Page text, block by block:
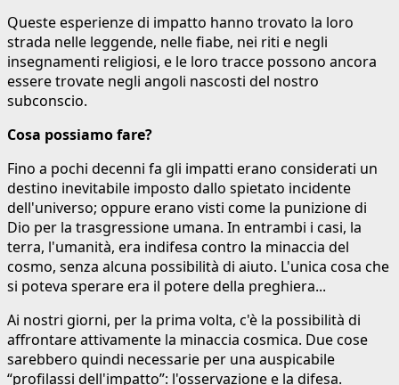
Queste esperienze di impatto hanno trovato la loro
strada nelle leggende, nelle fiabe, nei riti e negli
insegnamenti religiosi, e le loro tracce possono ancora
essere trovate negli angoli nascosti del nostro
subconscio.
Cosa possiamo fare?
Fino a pochi decenni fa gli impatti erano considerati un
destino inevitabile imposto dallo spietato incidente
dell'universo; oppure erano visti come la punizione di
Dio per la trasgressione umana. In entrambi i casi, la
terra, l'umanità, era indifesa contro la minaccia del
cosmo, senza alcuna possibilità di aiuto. L'unica cosa che
si poteva sperare era il potere della preghiera...
Ai nostri giorni, per la prima volta, c'è la possibilità di
affrontare attivamente la minaccia cosmica. Due cose
sarebbero quindi necessarie per una auspicabile
“profilassi dell'impatto”: l'osservazione e la difesa.